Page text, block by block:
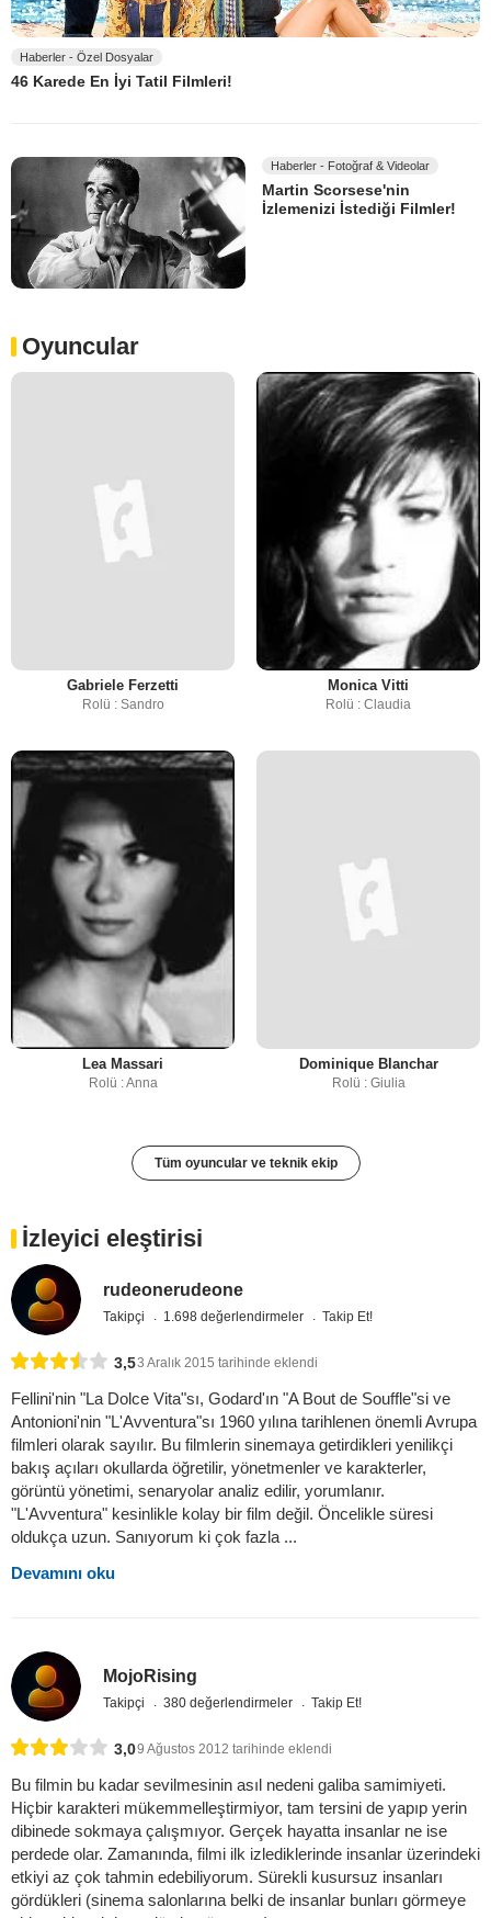
Haberler - Özel Dosyalar
46 Karede En İyi Tatil Filmleri!
Haberler - Fotoğraf & Videolar
Martin Scorsese'nin
İzlemenizi İstediği Filmler!
Oyuncular
Gabriele Ferzetti
Rolü : Sandro
Monica Vitti
Rolü : Claudia
Lea Massari
Rolü : Anna
Dominique Blanchar
Rolü : Giulia
Tüm oyuncular ve teknik ekip
İzleyici eleştirisi
rudeonerudeone
Takipçi 1.698 değerlendirmeler Takip Et!
3,53 Aralık 2015 tarihinde eklendi
Fellini'nin "La Dolce Vita"sı, Godard'ın "A Bout de Souffle"si ve
Antonioni'nin "L'Avventura"sı 1960 yılına tarihlenen önemli Avrupa
filmleri olarak sayılır. Bu filmlerin sinemaya getirdikleri yenilikçi
bakış açıları okullarda öğretilir, yönetmenler ve karakterler,
görüntü yönetimi, senaryolar analiz edilir, yorumlanır.
"L'Avventura" kesinlikle kolay bir film değil. Öncelikle süresi
oldukça uzun. Sanıyorum ki çok fazla ...
Devamını oku
MojoRising
Takipçi 380 değerlendirmeler Takip Et!
3,09 Ağustos 2012 tarihinde eklendi
Bu filmin bu kadar sevilmesinin asıl nedeni galiba samimiyeti.
Hiçbir karakteri mükemmelleştirmiyor, tam tersini de yapıp yerin
dibinede sokmaya çalışmıyor. Gerçek hayatta insanlar ne ise
perdede olar. Zamanında, filmi ilk izlediklerinde insanlar üzerindeki
etkiyi az çok tahmin edebiliyorum. Sürekli kusursuz insanları
gördükleri (sinema salonlarına belki de insanlar bunları görmeye